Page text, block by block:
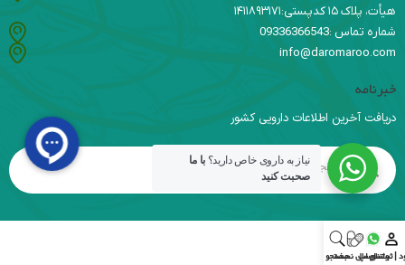
هیأت، پلاک ۱۵ کدپستی:۱۴۱۱۸۹۳۱۷۱
شماره تماس :09336366543
info@daromaroo.com
خبرنامه
دریافت آخرین اطلاعات دارویی کشور
| ثبت‌نام
واتس اپ
ارسال نسخه
جستجو
نیاز به داروی خاص دارید؟ با ما
صحبت کنید